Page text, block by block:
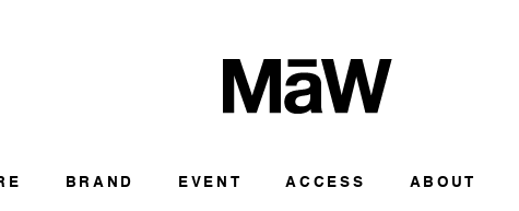
BRAND EVENT ACCESS ABOUT